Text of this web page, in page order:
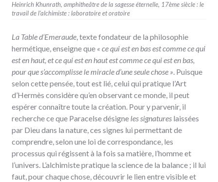
Heinrich Khunrath, amphitheâtre de la sagesse éternelle, 17ème siècle : le
travail de l’alchimiste : laboratoire et oratoire
La Table d’Emeraude, texte fondateur de la philosophie
hermétique, enseigne que « ce qui est en bas est comme ce qui
est en haut, et ce qui est en haut est comme ce qui est en bas,
pour que s’accomplisse le miracle d’une seule chose ». Puisque
selon cette pensée, tout est lié, celui qui pratique l’Art
d’Hermès considère qu’en observant ce monde, il peut
espérer connaître toute la création. Pour y parvenir, il
recherche ce que Paracelse désigne les signatures laissées
par Dieu dans la nature, ces signes lui permettant de
comprendre, selon une loi de correspondance, les
processus qui régissent à la fois sa matière, l’homme et
l’univers. L’alchimiste pratique la science de la balance ; il lui
faut, pour chaque chose, découvrir le lien entre visible et